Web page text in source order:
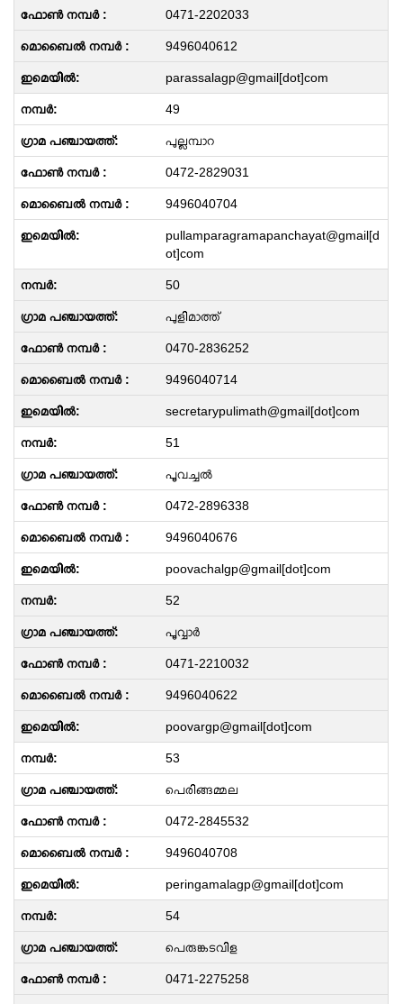
0471-2202033
9496040612
parassalagp@gmail[dot]com
49
പുല്ലമ്പാറ
0472-2829031
9496040704
pullamparagramapanchayat@gmail[d
ot]com
50
പുളിമാത്ത്
0470-2836252
9496040714
secretarypulimath@gmail[dot]com
51
പൂവച്ചൽ
0472-2896338
9496040676
poovachalgp@gmail[dot]com
52
പൂവ്വാർ
0471-2210032
9496040622
poovargp@gmail[dot]com
53
പെരിങ്ങമ്മല
0472-2845532
9496040708
peringamalagp@gmail[dot]com
54
പെരുങ്കടവിള
0471-2275258